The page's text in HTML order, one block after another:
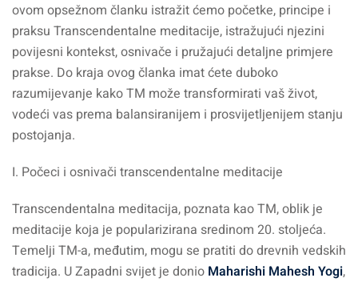
ovom opsežnom članku istražit ćemo početke, principe i
praksu Transcendentalne meditacije, istražujući njezini
povijesni kontekst, osnivače i pružajući detaljne primjere
prakse. Do kraja ovog članka imat ćete duboko
razumijevanje kako TM može transformirati vaš život,
vodeći vas prema balansiranijem i prosvijetljenijem stanju
postojanja.
I. Počeci i osnivači transcendentalne meditacije
Transcendentalna meditacija, poznata kao TM, oblik je
meditacije koja je popularizirana sredinom 20. stoljeća.
Temelji TM-a, međutim, mogu se pratiti do drevnih vedskih
tradicija. U Zapadni svijet je donio Maharishi Mahesh Yogi,